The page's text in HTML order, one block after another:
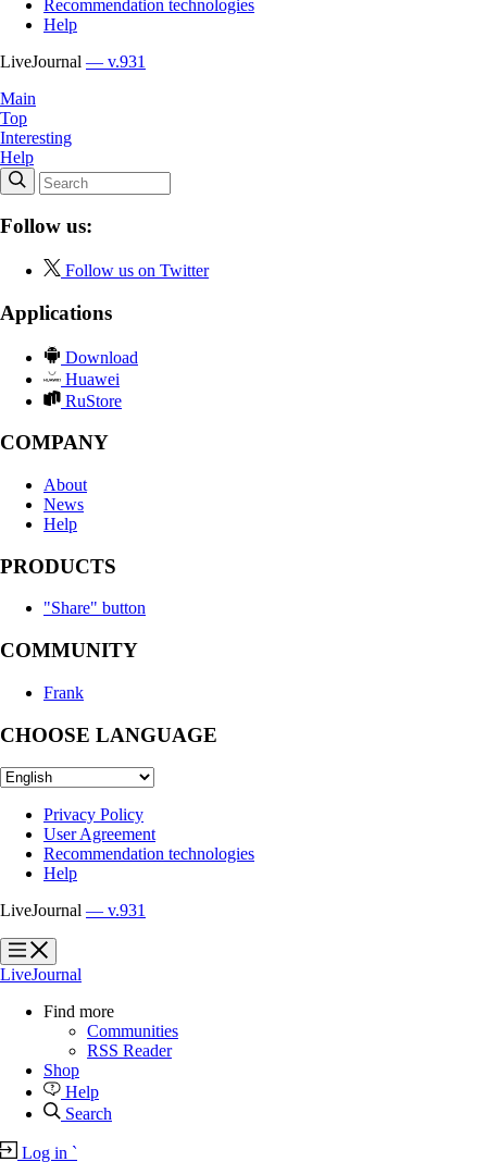
Recommendation technologies
Help
LiveJournal — v.931
Main
Top
Interesting
Help
Follow us:
Follow us on Twitter
Applications
Download
Huawei
RuStore
COMPANY
About
News
Help
PRODUCTS
"Share" button
COMMUNITY
Frank
CHOOSE LANGUAGE
Privacy Policy
User Agreement
Recommendation technologies
Help
LiveJournal — v.931
?
?
LiveJournal
Find more
Communities
RSS Reader
Shop
Help
Search
Log in `